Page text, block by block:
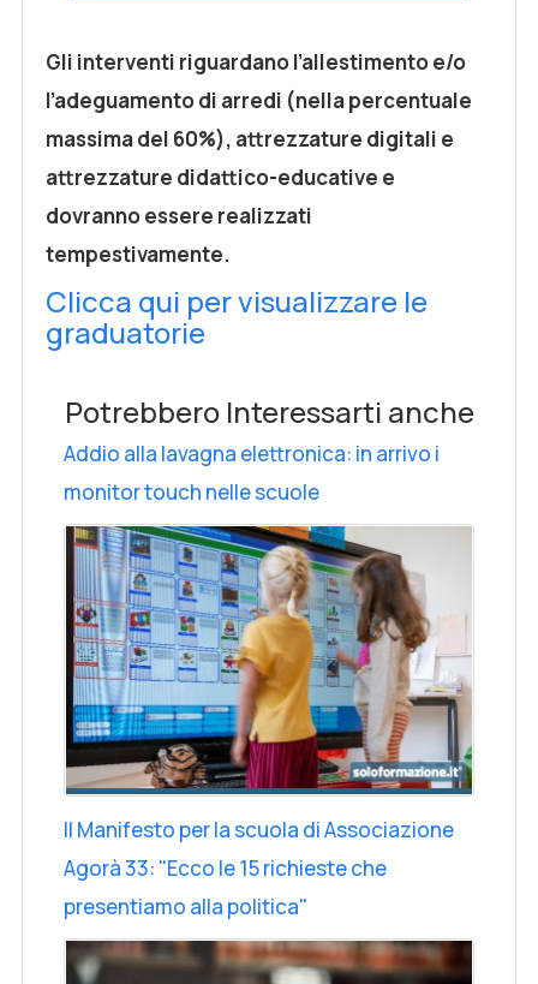
Gli interventi riguardano l’allestimento e/o
l’adeguamento di arredi (nella percentuale
massima del 60%), attrezzature digitali e
attrezzature didattico-educative e
dovranno essere realizzati
tempestivamente.
Clicca qui per visualizzare le
graduatorie
Potrebbero Interessarti anche
Addio alla lavagna elettronica: in arrivo i
monitor touch nelle scuole
Il Manifesto per la scuola di Associazione
Agorà 33: "Ecco le 15 richieste che
presentiamo alla politica"